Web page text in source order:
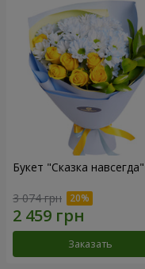
Букет "Сказка навсегда"
3 074 грн
Заказать